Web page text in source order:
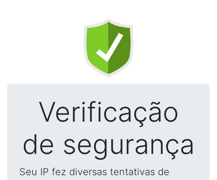
Verificação
de segurança
Seu IP fez diversas tentativas de